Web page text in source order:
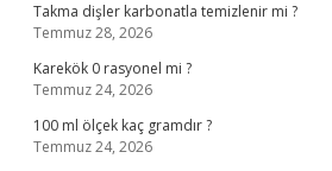
Takma dişler karbonatla temizlenir mi ?
Temmuz 28, 2026
Karekök 0 rasyonel mi ?
Temmuz 24, 2026
100 ml ölçek kaç gramdır ?
Temmuz 24, 2026